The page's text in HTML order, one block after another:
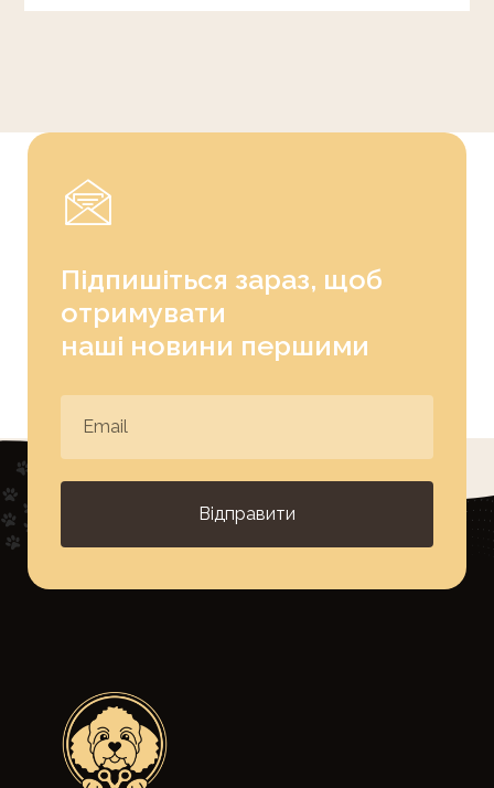
Підпишіться зараз, щоб
отримувати
наші новини першими
Відправити